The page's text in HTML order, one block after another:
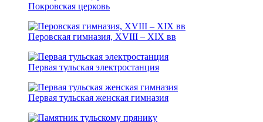
Покровская церковь
Перовская гимназия, XVIII – XIX вв
Первая тульская электростанция
Первая тульская женская гимназия